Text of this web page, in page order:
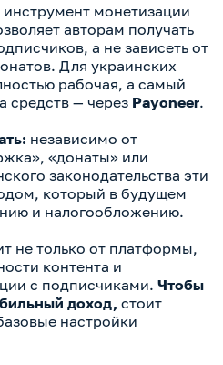
монетизации
авторам получать
а не зависеть от
Для украинских
рабочая, а самый
средств — через Payoneer.
независимо от
«донаты» или
законодательства эти
который в будущем
и налогообложению.
не только от платформы,
контента и
с подписчиками. Чтобы
доход, стоит
настройки